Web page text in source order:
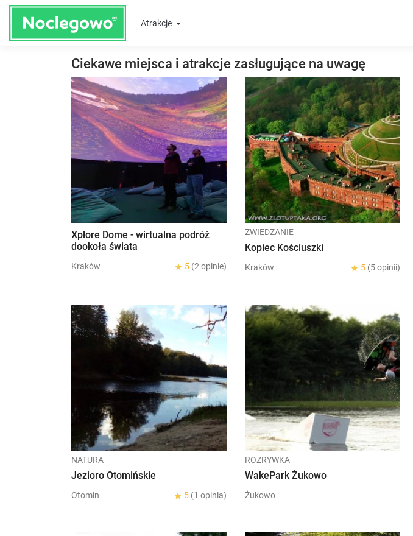
Atrakcje
Ciekawe miejsca i atrakcje zasługujące na uwagę
Xplore Dome - wirtualna podróż
dookoła świata
Kraków 5 (2 opinie)
ZWIEDZANIE
Kopiec Kościuszki
Kraków 5 (5 opinii)
NATURA
Jezioro Otomińskie
Otomin 5 (1 opinia)
ROZRYWKA
WakePark Żukowo
Żukowo